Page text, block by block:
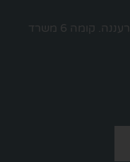
בית מנצור 2, רחוב הנופר 2 ב׳ ברעננה. קומה 6 משרד